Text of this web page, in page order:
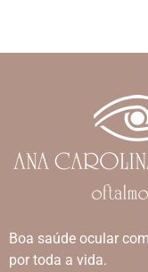
Boa saúde ocular
por toda a vida.